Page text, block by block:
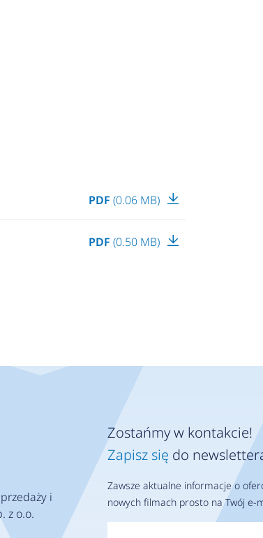
PDF (0.06 MB)
PDF (0.50 MB)
i
z o.o.
Zostańmy w kontakcie!
Zapisz się do
Zawsze aktualne informacje o
nowych filmach prosto na Twój e-